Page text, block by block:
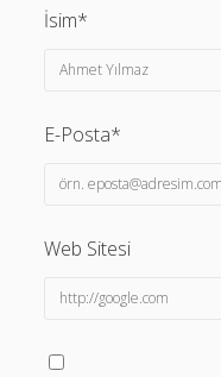
İsim*
E-Posta*
Web Sitesi